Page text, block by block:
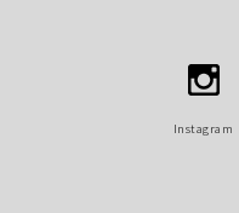
Instagram